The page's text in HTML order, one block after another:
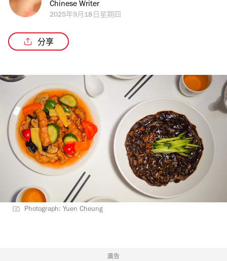
Chinese Writer
2025年9月18日星期四
分享
Photograph: Yuen Cheung
廣告